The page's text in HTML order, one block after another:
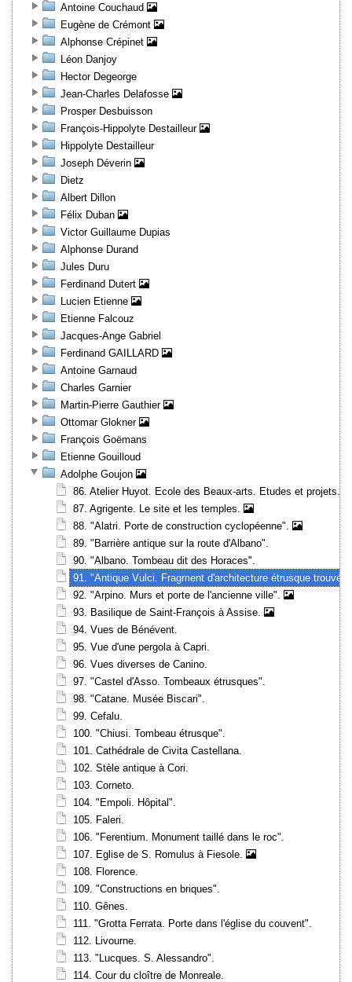
Antoine Couchaud
Eugène de Crémont
Alphonse Crépinet
Léon Danjoy
Hector Degeorge
Jean-Charles Delafosse
Prosper Desbuisson
François-Hippolyte Destailleur
Hippolyte Destailleur
Joseph Déverin
Dietz
Albert Dillon
Félix Duban
Victor Guillaume Dupias
Alphonse Durand
Jules Duru
Ferdinand Dutert
Lucien Etienne
Etienne Falcouz
Jacques-Ange Gabriel
Ferdinand GAILLARD
Antoine Garnaud
Charles Garnier
Martin-Pierre Gauthier
Ottomar Glokner
François Goëmans
Etienne Gouilloud
Adolphe Goujon
86. Atelier Huyot. Ecole des Beaux-arts. Etudes et projets.
87. Agrigente. Le site et les temples.
88. "Alatri. Porte de construction cyclopéenne".
89. "Barrière antique sur la route d'Albano".
90. "Albano. Tombeau dit des Horaces".
91. "Antique Vulci. Fragment d'architecture étrusque trouvé
92. "Arpino. Murs et porte de l'ancienne ville".
93. Basilique de Saint-François à Assise.
94. Vues de Bénévent.
95. Vue d'une pergola à Capri.
96. Vues diverses de Canino.
97. "Castel d'Asso. Tombeaux étrusques".
98. "Catane. Musée Biscari".
99. Cefalu.
100. "Chiusi. Tombeau étrusque".
101. Cathédrale de Civita Castellana.
102. Stèle antique à Cori.
103. Corneto.
104. "Empoli. Hôpital".
105. Faleri.
106. "Ferentium. Monument taillé dans le roc".
107. Eglise de S. Romulus à Fiesole.
108. Florence.
109. "Constructions en briques".
110. Gênes.
111. "Grotta Ferrata. Porte dans l'église du couvent".
112. Livourne.
113. "Lucques. S. Alessandro".
114. Cour du cloître de Monreale.